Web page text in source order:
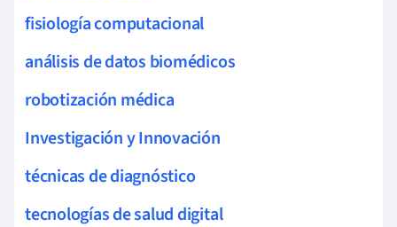
fisiología computacional
análisis de datos biomédicos
robotización médica
Investigación y Innovación
técnicas de diagnóstico
tecnologías de salud digital